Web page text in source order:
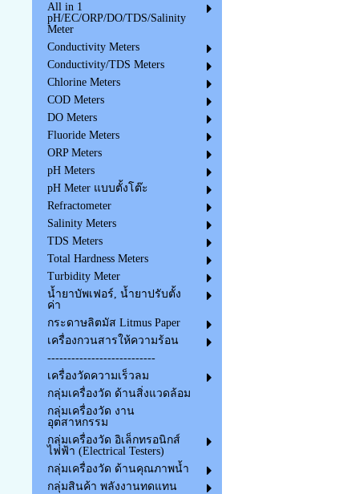
All in 1
pH/EC/ORP/DO/TDS/Salinity
Meter
Conductivity Meters
Conductivity/TDS Meters
Chlorine Meters
COD Meters
DO Meters
Fluoride Meters
ORP Meters
pH Meters
pH Meter แบบตั้งโต๊ะ
Refractometer
Salinity Meters
TDS Meters
Total Hardness Meters
Turbidity Meter
น้ำยาบัพเฟอร์, น้ำยาปรับตั้ง
ค่า
กระดาษลิตมัส Litmus Paper
เครื่องกวนสารให้ความร้อน
---------------------------
เครื่องวัดความเร็วลม
กลุ่มเครื่องวัด ด้านสิ่งแวดล้อม
กลุ่มเครื่องวัด งาน
อุตสาหกรรม
กลุ่มเครื่องวัด อิเล็กทรอนิกส์
ไฟฟ้า (Electrical Testers)
กลุ่มเครื่องวัด ด้านคุณภาพน้ำ
กลุ่มสินค้า พลังงานทดแทน